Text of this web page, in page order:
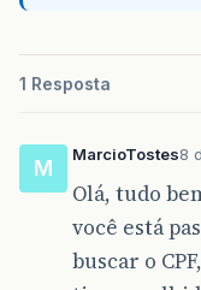
1 Resposta
M
MarcioTostes8
Olá, tudo
você está
buscar o